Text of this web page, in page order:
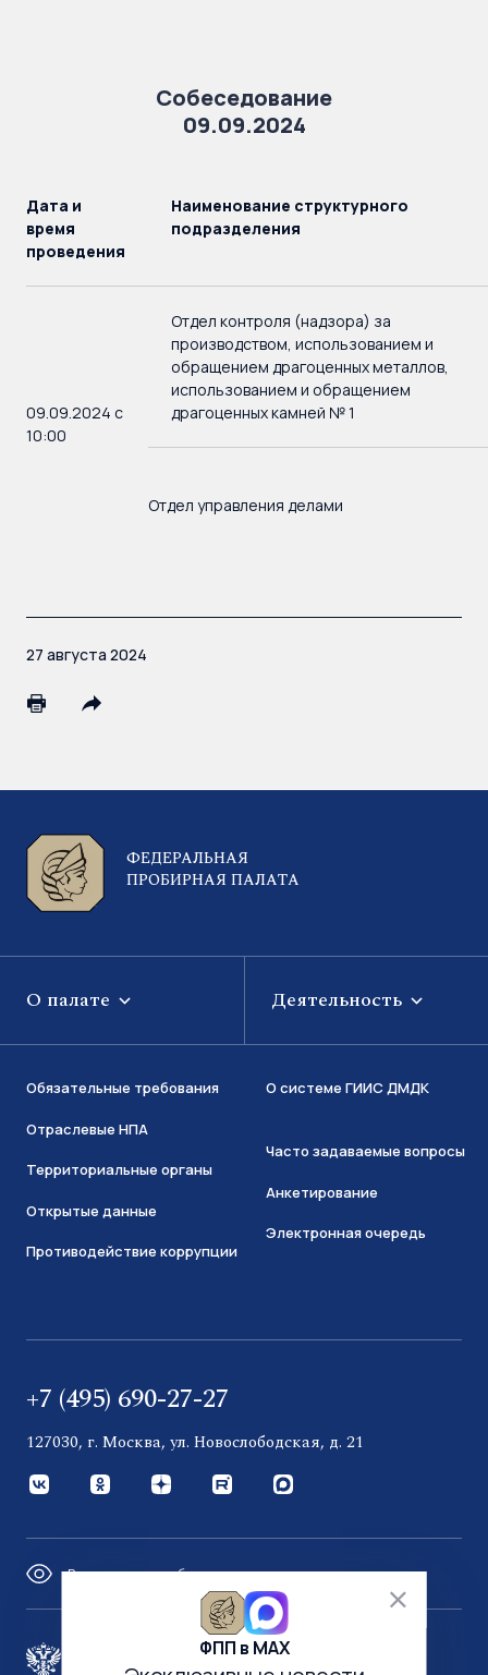
Собеседование
09.09.2024
Дата и
время
проведения
Наименование структурного
подразделения
09.09.2024 с
10:00
Отдел контроля (надзора) за
производством, использованием и
обращением драгоценных металлов,
использованием и обращением
драгоценных камней № 1
Отдел управления делами
27 августа 2024
ФЕДЕРАЛЬНАЯ
ПРОБИРНАЯ ПАЛАТА
О палате Деятельность
Обязательные требования
Отраслевые НПА
Территориальные органы
Открытые данные
Противодействие коррупции
О системе ГИИС ДМДК
Часто задаваемые вопросы
Анкетирование
Электронная очередь
+7 (495) 690-27-27
127030, г. Москва, ул. Новослободская, д. 21
Версия для слабовидящих
Правительство России
ФПП в МАХ